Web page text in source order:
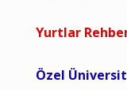
Yurtlar
Özel